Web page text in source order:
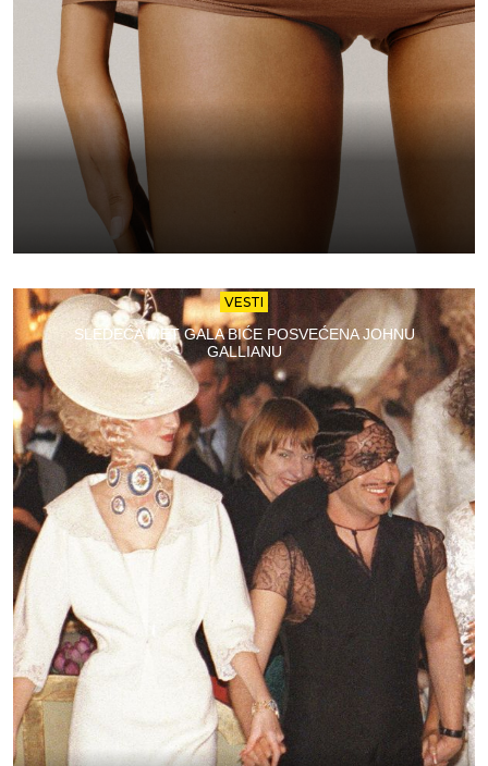
VESTI
SLEDEĆA MET GALA BIĆE POSVEĆENA JOHNU
GALLIANU